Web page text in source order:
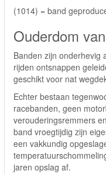
(1014) = band
Ouderdom
Banden zijn onderhevig
rijden ontsnappen
geschikt voor nat
Echter bestaan
racebanden, geen
verouderingsremmers
band vroegtijdig zijn
een vakkundig
jaren opslag af.